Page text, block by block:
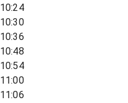
10:24
10:30
10:36
10:48
10:54
11:00
11:06